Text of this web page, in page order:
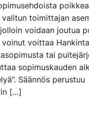
toimittajan
voidaan joutua
voittaa
tai
sopimuskauden
Säännös perustuu
[…]